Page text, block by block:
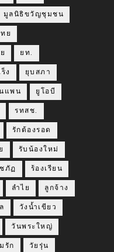
มูลนิธิขวัญชุมชน
ย
ยท.
ง ยุบสภา
แพน ยูโอบี
รทสช.
รักต้องรอด
รับน้องใหม่
ภัฏ ร้องเรียน
ลำไย ลูกจ้าง
วังน้ำเขียว
วันพระใหญ่
รัก วัยรุ่น